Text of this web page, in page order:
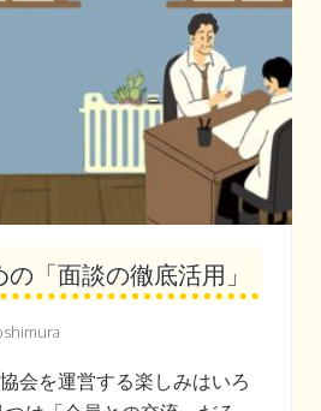
「面談の徹底活用」
会を運営する楽しみはいろ